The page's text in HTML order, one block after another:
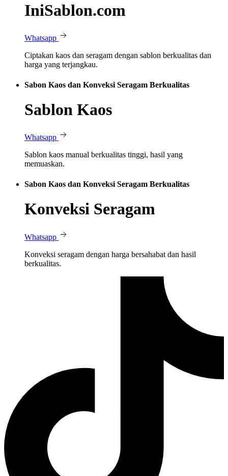
IniSablon.com
Whatsapp
Ciptakan kaos dan seragam dengan sablon berkualitas dan
harga yang terjangkau.
Sabon Kaos dan Konveksi Seragam Berkualitas
Sablon Kaos
Whatsapp
Sablon kaos manual berkualitas tinggi, hasil yang
memuaskan.
Sabon Kaos dan Konveksi Seragam Berkualitas
Konveksi Seragam
Whatsapp
Konveksi seragam dengan harga bersahabat dan hasil
berkualitas.